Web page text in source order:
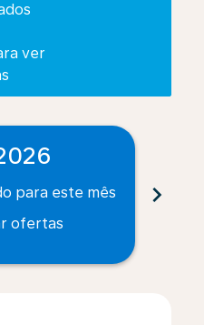
ver
para este mês
ofertas
chevron_right